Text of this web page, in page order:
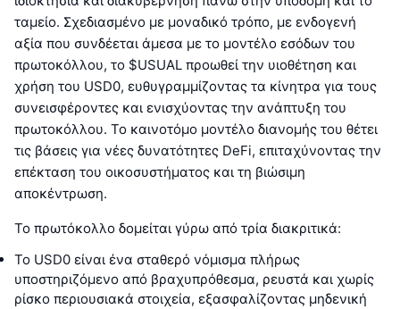
ταμείο. Σχεδιασμένο με μοναδικό τρόπο, με ενδογενή
αξία που συνδέεται άμεσα με το μοντέλο εσόδων του
πρωτοκόλλου, το $USUAL προωθεί την υιοθέτηση και
χρήση του USD0, ευθυγραμμίζοντας τα κίνητρα για τους
συνεισφέροντες και ενισχύοντας την ανάπτυξη του
πρωτοκόλλου. Το καινοτόμο μοντέλο διανομής του θέτει
τις βάσεις για νέες δυνατότητες DeFi, επιταχύνοντας την
επέκταση του οικοσυστήματος και τη βιώσιμη
αποκέντρωση.
Το πρωτόκολλο δομείται γύρω από τρία διακριτικά:
Το USD0 είναι ένα σταθερό νόμισμα πλήρως
υποστηριζόμενο από βραχυπρόθεσμα, ρευστά και χωρίς
ρίσκο περιουσιακά στοιχεία, εξασφαλίζοντας μηδενική